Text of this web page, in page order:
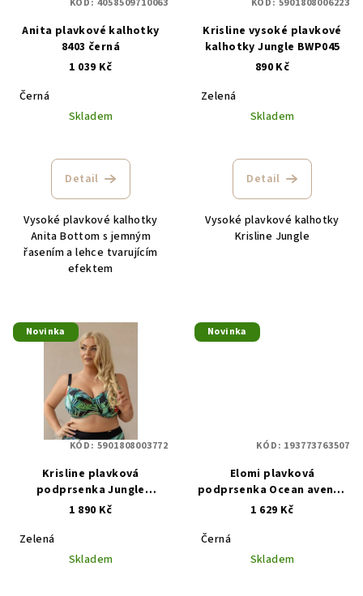
Anita plavkové kalhotky
8403 černá
1 039 Kč
Černá
Skladem
Detail
Vysoké plavkové kalhotky
Anita Bottom s jemným
řasením a lehce tvarujícím
efektem
KÓD: 4058509710063
Krisline vysoké plavkové
kalhotky Jungle BWP045
890 Kč
Zelená
Skladem
Detail
Vysoké plavkové kalhotky
Krisline Jungle
KÓD: 5901808006223
Novinka
Krisline plavková
podprsenka Jungle
softfullcup BWL1103
1 890 Kč
Zelená
Skladem
KÓD: 5901808003772
Novinka
Elomi plavková
podprsenka Ocean avenue
ES803406
1 629 Kč
Černá
Skladem
KÓD: 193773763507